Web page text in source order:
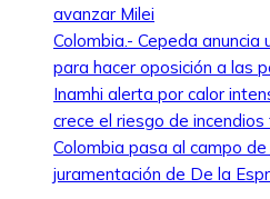
avanzar Milei
Colombia.- Cepeda anuncia
para hacer oposición a las
Inamhi alerta por calor
crece el riesgo de
Colombia pasa al campo
juramentación de De la